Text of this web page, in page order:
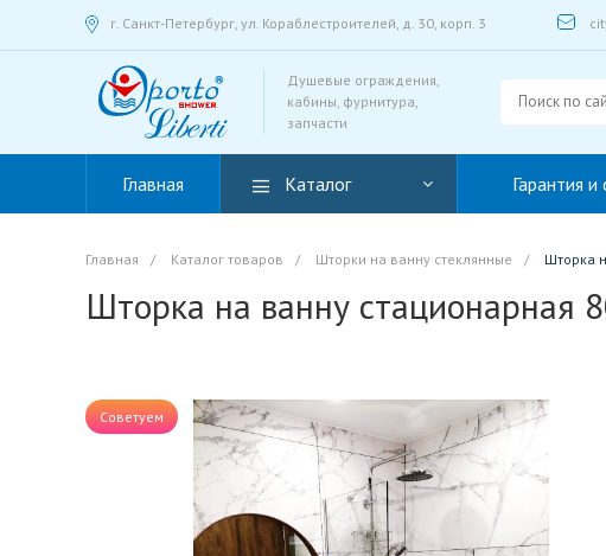
г. Санкт-Петербург, ул. Кораблестроителей, д. 30, корп. 3
Душевые ограждения,
кабины, фурнитура,
запчасти
Главная Каталог Гарантия и
Главная / Каталог товаров / Шторки на ванну стеклянные / Шторка
Шторка на ванну стационарная
Советуем